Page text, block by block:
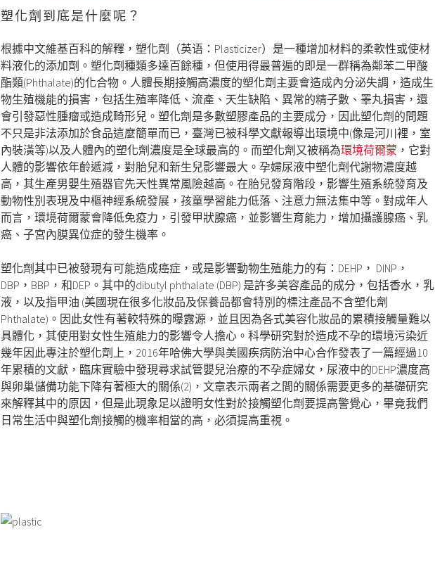
塑化劑到底是什麼呢？
根據中文維基百科的解釋， 塑化劑（英语： Plasticizer）是一種增加材料的柔軟性或使材
料液化的添加劑。塑化劑種類多達百餘種，但使用得最普遍的即是一群稱為鄰苯二甲酸
酯類(Phthalate)的化合物。人體長期接觸高濃度的塑化劑主要會造成內分泌失調，造成生
物生殖機能的損害，包括生殖率降低、流產、天生缺陷、異常的精子數、睪丸損害，還
會引發惡性腫瘤或造成畸形兒。塑化劑是多數塑膠產品的主要成分，因此塑化劑的問題
不只是非法添加於食品這麼簡單而已，臺灣已被科學文獻報導出環境中(像是河川裡，室
內裝潢等)以及人體內的塑化劑濃度是全球最高的。而塑化劑又被稱為環境荷爾蒙 ，它對
人體的影響依年齡遞減，對胎兒和新生兒影響最大。孕婦尿液中塑化劑代謝物濃度越
高，其生產男嬰生殖器官先天性異常風險越高。在胎兒發育階段，影響生殖系統發育及
動物性別表現及中樞神經系統發展，孩童學習能力低落、注意力無法集中等。對成年人
而言，環境荷爾蒙會降低免疫力，引發甲狀腺癌，並影響生育能力，增加攝護腺癌、乳
癌、子宮內膜異位症的發生機率。
塑化劑其中已被發現有可能造成癌症，或是影響動物生殖能力的有：DEHP， DINP，
DBP，BBP，和DEP。 其中的dibutyl phthalate (DBP) 是許多美容產品的成分，包括香水，乳
液，以及指甲油 (美國現在很多化妝品及保養品都會特別的標注產品不含塑化劑
Phthalate)。因此女性有著較特殊的曝露源，並且因為各式美容化妝品的累積接觸量難以
具體化，其使用對女性生殖能力的影響令人擔心。科學研究對於造成不孕的環境污染近
幾年因此專注於塑化劑上，2016年哈佛大學與美國疾病防治中心合作發表了一篇經過10
年累積的文獻，臨床實驗中發現尋求試管嬰兒治療的不孕症婦女，尿液中的DEHP濃度高
與卵巢儲備功能下降有著極大的關係(2)，文章表示兩者之間的關係需要更多的基礎研究
來解釋其中的原因，但是此現象足以證明女性對於接觸塑化劑要提高警覺心，畢竟我們
日常生活中與塑化劑接觸的機率相當的高，必須提高重視。